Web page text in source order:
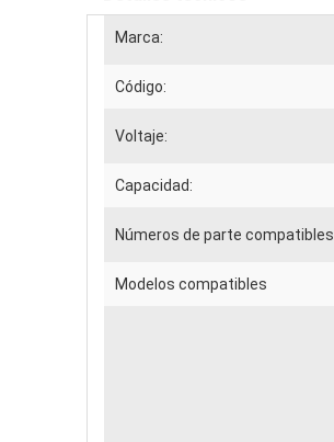
Marca:
Código:
Voltaje:
Capacidad:
Números de parte compatibles
Modelos compatibles